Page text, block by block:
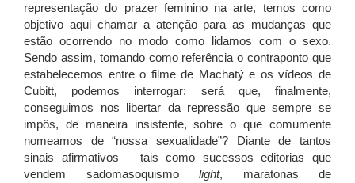
representação do prazer feminino na arte, temos como
objetivo aqui chamar a atenção para as mudanças que
estão ocorrendo no modo como lidamos com o sexo.
Sendo assim, tomando como referência o contraponto que
estabelecemos entre o filme de Machatý e os vídeos de
Cubitt, podemos interrogar: será que, finalmente,
conseguimos nos libertar da repressão que sempre se
impôs, de maneira insistente, sobre o que comumente
nomeamos de “nossa sexualidade”? Diante de tantos
sinais afirmativos – tais como sucessos editorias que
vendem sadomasoquismo light, maratonas de